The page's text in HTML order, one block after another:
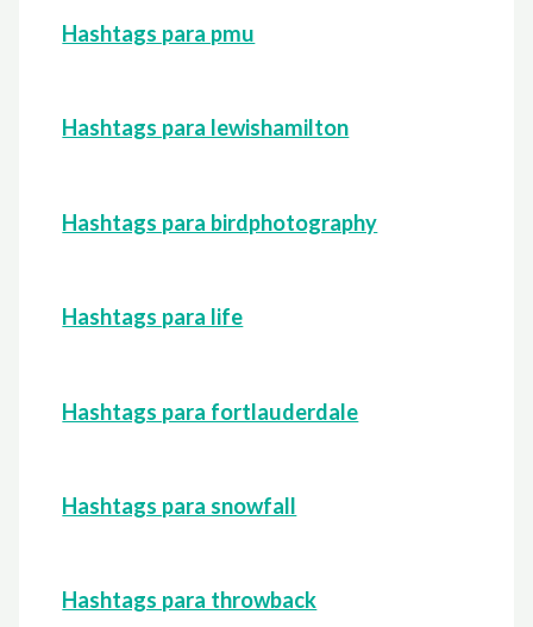
Hashtags para pmu
Hashtags para lewishamilton
Hashtags para birdphotography
Hashtags para life
Hashtags para fortlauderdale
Hashtags para snowfall
Hashtags para throwback